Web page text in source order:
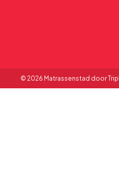
© 2026 Matrassenstad door